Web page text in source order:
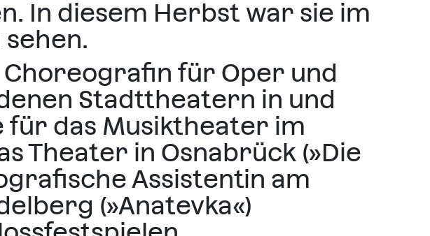
In diesem Herbst war sie im
für Oper und
Stadttheatern in und
das Musiktheater im
Theater in Osnabrück (»Die
Assistentin am
(»Anatevka«)